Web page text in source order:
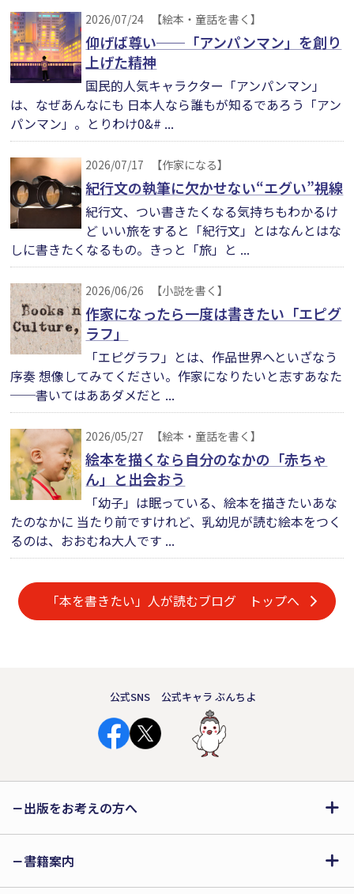
2026/07/24 【絵本・童話を書く】
仰げば尊い──「アンパンマン」を創り
上げた精神
国民的人気キャラクター「アンパンマン」
は、なぜあんなにも 日本人なら誰もが知るであろう「アン
パンマン」。とりわけ0&# ...
2026/07/17 【作家になる】
紀行文の執筆に欠かせない“エグい”視線
紀行文、つい書きたくなる気持ちもわかるけ
ど いい旅をすると「紀行文」とはなんとはな
しに書きたくなるもの。きっと「旅」と ...
2026/06/26 【小説を書く】
作家になったら一度は書きたい「エピグ
ラフ」
「エピグラフ」とは、作品世界へといざなう
序奏 想像してみてください。作家になりたいと志すあなた
──書いてはああダメだと ...
2026/05/27 【絵本・童話を書く】
絵本を描くなら自分のなかの「赤ちゃ
ん」と出会おう
「幼子」は眠っている、絵本を描きたいあな
たのなかに 当たり前ですけれど、乳幼児が読む絵本をつく
るのは、おおむね大人です ...
「本を書きたい」人が読むブログ トップへ
公式SNS 公式キャラ ぶんちよ
出版をお考えの方へ
書籍案内